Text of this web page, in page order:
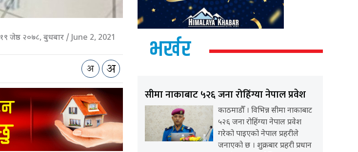
१९ जेष्ठ २०७८, बुधबार / June 2, 2021 भर्खर
सीमा नाकाबाट ५२६ जना रोहिंग्या नेपाल प्रवेश
काठमाडौँ । विभिन्न सीमा नाकाबाट
५२६ जना रोहिंग्या नेपाल प्रवेश
गरेको पाइएको नेपाल प्रहरीले
जनाएको छ । शुक्रबार प्रहरी प्रधान